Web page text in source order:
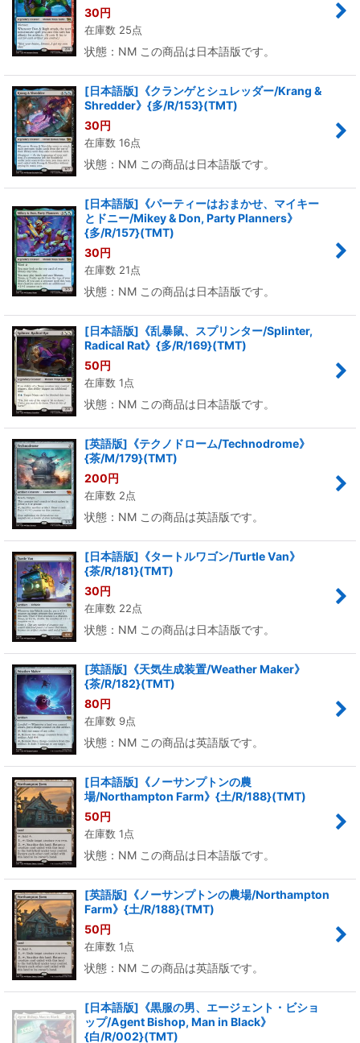
30円
在庫数 25点
状態：NM この商品は日本語版です。
[日本語版]《クランゲとシュレッダー/Krang &
Shredder》{多/R/153}(TMT)
30円
在庫数 16点
状態：NM この商品は日本語版です。
[日本語版]《パーティーはおまかせ、マイキー
とドニー/Mikey & Don, Party Planners》
{多/R/157}(TMT)
30円
在庫数 21点
状態：NM この商品は日本語版です。
[日本語版]《乱暴鼠、スプリンター/Splinter,
Radical Rat》{多/R/169}(TMT)
50円
在庫数 1点
状態：NM この商品は日本語版です。
[英語版]《テクノドローム/Technodrome》
{茶/M/179}(TMT)
200円
在庫数 2点
状態：NM この商品は英語版です。
[日本語版]《タートルワゴン/Turtle Van》
{茶/R/181}(TMT)
30円
在庫数 22点
状態：NM この商品は日本語版です。
[英語版]《天気生成装置/Weather Maker》
{茶/R/182}(TMT)
80円
在庫数 9点
状態：NM この商品は英語版です。
[日本語版]《ノーサンプトンの農
場/Northampton Farm》{土/R/188}(TMT)
50円
在庫数 1点
状態：NM この商品は日本語版です。
[英語版]《ノーサンプトンの農場/Northampton
Farm》{土/R/188}(TMT)
50円
在庫数 1点
状態：NM この商品は英語版です。
[日本語版]《黒服の男、エージェント・ビショ
ップ/Agent Bishop, Man in Black》
{白/R/002}(TMT)